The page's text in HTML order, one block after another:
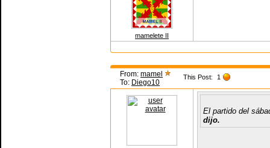
mamelete II
From: mamel
To: Diego10
This Post: 1
El partido del
dijo.